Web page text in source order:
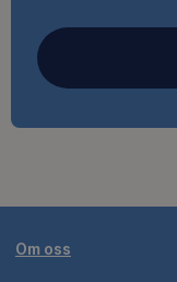
Om oss